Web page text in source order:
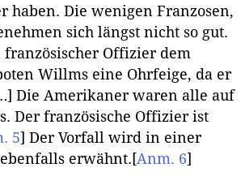
haben. Die wenigen Franzosen,
sich längst nicht so gut.
französischer Offizier dem
Willms eine Ohrfeige, da er
Die Amerikaner waren alle auf
Der französische Offizier ist
5] Der Vorfall wird in einer
erwähnt. [Anm. 6]